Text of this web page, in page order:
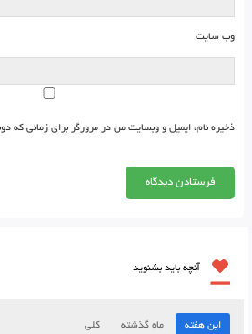
وب‌ سایت
ذخیره نام، ایمیل و وبسایت من در مرورگر برای زمانی که
آنچه باید بشنوید
این هفته ماه گذشته کلی